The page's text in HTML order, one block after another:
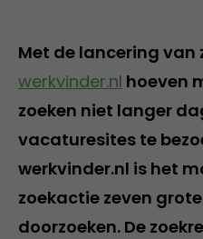
Met de lancering van
werkvinder.nl hoeven
zoeken niet langer
vacaturesites te
werkvinder.nl is het
zoekactie zeven
doorzoeken. De